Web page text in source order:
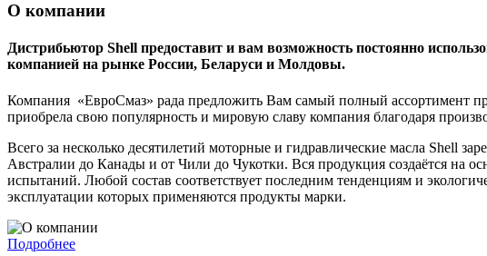
О компании
Дистрибьютор Shell предоставит и вам возможность постоянно
компанией на рынке России, Беларуси и Молдовы.
Компания «ЕвроСмаз» рада предложить Вам самый полный ассортимент
приобрела свою популярность и мировую славу компания благодаря
Всего за несколько десятилетий моторные и гидравлические масла Shell
Австралии до Канады и от Чили до Чукотки. Вся продукция создаётся на
испытаний. Любой состав соответствует последним тенденциям и
эксплуатации которых применяются продукты марки.
Подробнее